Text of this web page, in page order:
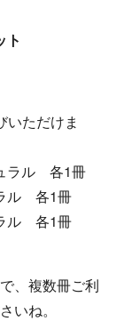
ト
いただけま
ラル 各1冊
ル 各1冊
ル 各1冊
、複数冊ご利
いね。